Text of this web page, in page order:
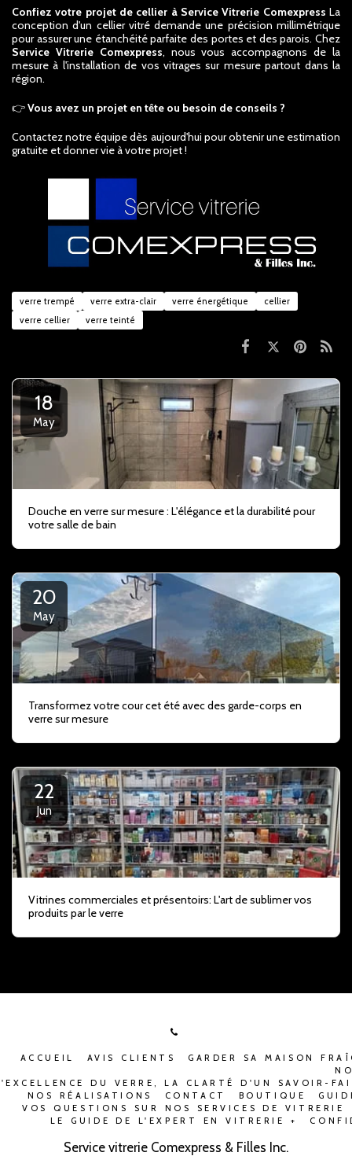
Confiez votre projet de cellier à Service Vitrerie Comexpress La
conception d'un cellier vitré demande une précision millimétrique
pour assurer une étanchéité parfaite des portes et des parois. Chez
Service Vitrerie Comexpress, nous vous accompagnons de la
mesure à l'installation de vos vitrages sur mesure partout dans la
région.
👉Vous avez un projet en tête ou besoin de conseils ?
Contactez notre équipe dès aujourd'hui pour obtenir une estimation
gratuite et donner vie à votre projet !
verre trempé verre extra-clair verre énergétique
cellier
verre cellier
verre teinté
18
May
Douche en verre sur mesure : L'élégance et la durabilité pour
votre salle de bain
20
May
Transformez votre cour cet été avec des garde-corps en
verre sur mesure
22
Jun
Vitrines commerciales et présentoirs: L'art de sublimer vos
produits par le verre
Service vitrerie Comexpress & Filles Inc.
ACCUEIL AVIS CLIENTS
GARDER SA MAISON
DU VERRE, LA CLARTÉ D'UN SAVOIR-
NOS RÉALISATIONS
CONTACT BOUTIQUE
VOS QUESTIONS SUR NOS SERVICES DE VITRERIE
LE GUIDE DE L'EXPERT EN VITRERIE +